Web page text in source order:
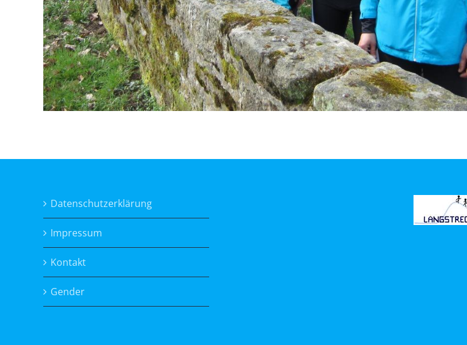
Datenschutzerklärung
Impressum
Kontakt
Gender